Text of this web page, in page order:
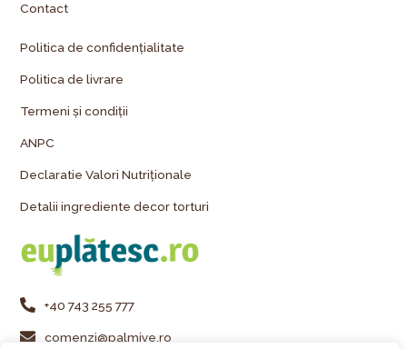
Contact
Politica de confidențialitate
Politica de livrare
Termeni și condiții
ANPC
Declaratie Valori Nutriționale
Detalii ingrediente decor torturi
+40 743 255 777
comenzi@palmiye.ro